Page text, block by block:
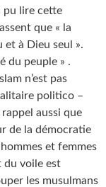
pu lire cette
que « la
et à Dieu seul ».
du peuple » .
n’est pas
politico –
aussi que
de la démocratie
et femmes
du voile est
les musulmans